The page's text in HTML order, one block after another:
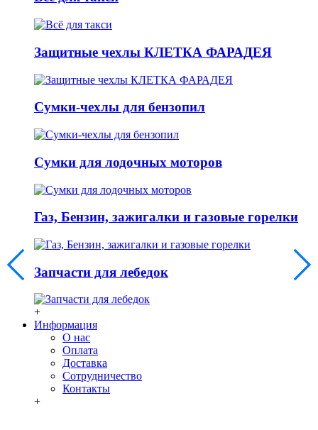
Защитные чехлы КЛЕТКА ФАРАДЕЯ
Сумки-чехлы для бензопил
Сумки для лодочных моторов
Газ, Бензин, зажигалки и газовые горелки
Запчасти для лебедок
+
Информация
О нас
Оплата
Доставка
Сотрудничество
Контакты
+